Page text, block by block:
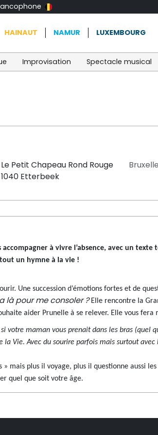
HAINAUT NAMUR LUXEMBOURG
Improvisation Spectacle musical
Le Petit Chapeau Rond Rouge
1040 Etterbeek
à vivre l’absence, avec un texte
un hymne à la vie !
Une succession d’émotions fortes et de
là pour me consoler ? Elle rencontre la
aider Prunelle à se relever. Elle vous fera
votre maman vous prenait dans les bras (quel
Vie. Avec du sourire parfois mais surtout avec
mais plus il voyage, plus il questionne aussi
quel que soit votre âge.